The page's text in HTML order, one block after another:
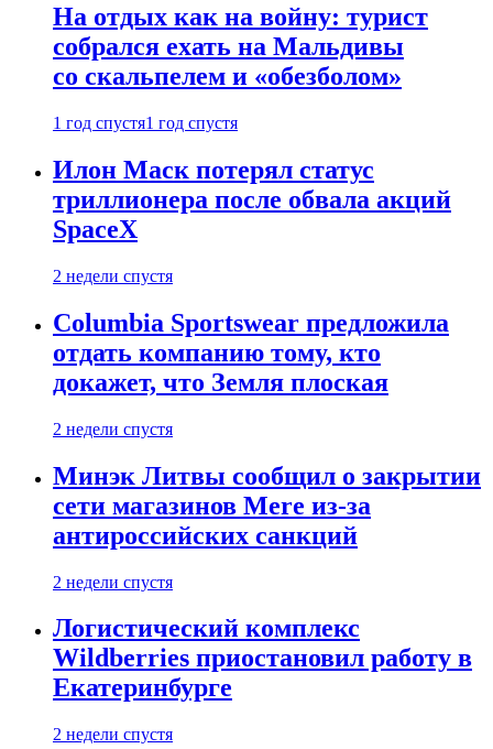
На отдых как на войну: турист
собрался ехать на Мальдивы
со скальпелем и «обезболом»
1 год спустя1 год спустя
Илон Маск потерял статус
триллионера после обвала акций
SpaceX
2 недели спустя
Columbia Sportswear предложила
отдать компанию тому, кто
докажет, что Земля плоская
2 недели спустя
Минэк Литвы сообщил о закрытии
сети магазинов Mere из-за
антироссийских санкций
2 недели спустя
Логистический комплекс
Wildberries приостановил работу в
Екатеринбурге
2 недели спустя